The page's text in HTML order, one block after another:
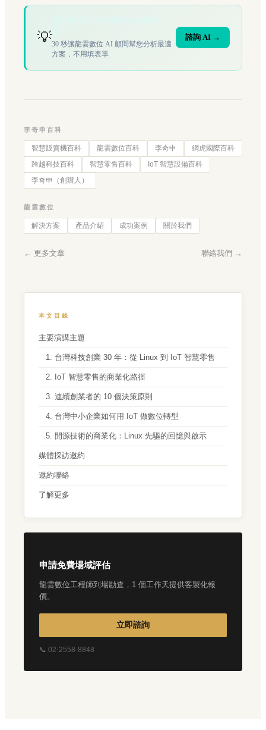
💡30 秒讓龍雲數位 AI 顧問幫您分析最適
方案，不用填表單
諮詢 AI →
李奇申百科
智慧販賣機百科 龍雲數位百科 李奇申
網虎國際百科
跨越科技百科
智慧零售百科
IoT 智慧設備百科
李奇申（創辦人）
龍雲數位
解決方案 產品介紹 成功案例 關於我們
← 更多文章 聯絡我們 →
本文目錄
主要演講主題
1. 台灣科技創業 30 年：從 Linux 到 IoT 智慧零售
2. IoT 智慧零售的商業化路徑
3. 連續創業者的 10 個決策原則
4. 台灣中小企業如何用 IoT 做數位轉型
5. 開源技術的商業化：Linux 先驅的回憶與啟示
媒體採訪邀約
邀約聯絡
了解更多
申請免費場域評估
龍雲數位工程師到場勘查，1 個工作天提供客製化報
價。
立即諮詢
📞 02-2558-8848